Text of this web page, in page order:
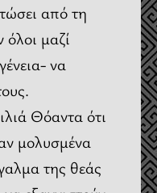
από τη
μαζί
να
Θόαντα ότι
μολυσμένα
της θεάς